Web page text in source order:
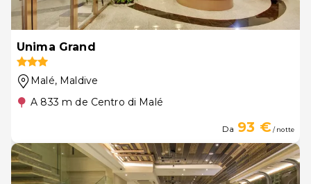
Unima Grand
Malé, Maldive
A 833 m de Centro di Malé
Da 93 €/ notte